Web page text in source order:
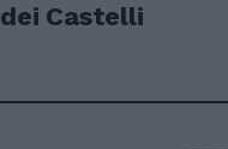
Castelli